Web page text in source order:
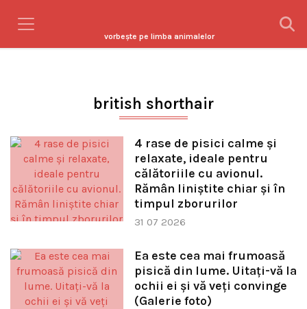
vorbeşte pe limba animalelor
british shorthair
4 rase de pisici calme și
relaxate, ideale pentru
călătoriile cu avionul.
Rămân liniștite chiar și în
timpul zborurilor
31 07 2026
Ea este cea mai frumoasă
pisică din lume. Uitaţi-vă la
ochii ei şi vă veţi convinge
(Galerie foto)